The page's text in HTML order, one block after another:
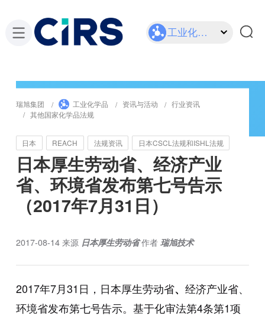
工业化学品
瑞旭集团 工业化学品 资讯与活动
行业资讯
其他国家化学品法规
日本 REACH 法规资讯 日本CSCL法规和ISHL法规
日本厚生劳动省、经济产业
省、环境省发布第七号告示
（2017年7月31日）
2017-08-14 来源 日本厚生劳动省 作者 瑞旭技术
2017年7月31日，日本厚生劳动省、 经济产业省、
环境省发布第七号告示。基于化审法第4条第1项